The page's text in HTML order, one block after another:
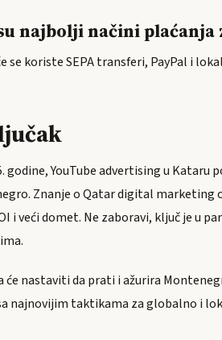
najbolji načini
se koriste SEPA transferi, PayPal i
godine, YouTube advertising u
Znanje o Qatar digital
i veći domet. Ne zaboravi, ključ je u
će nastaviti da prati i ažurira
najnovijim taktikama za globalno i